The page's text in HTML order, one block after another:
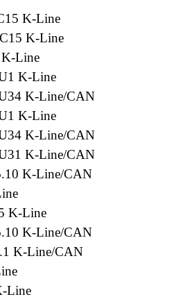
K-Line
K-Line
Line
K-Line
K-Line/CAN
K-Line
K-Line/CAN
K-Line/CAN
K-Line/CAN
K-Line
K-Line/CAN
K-Line/CAN
Line